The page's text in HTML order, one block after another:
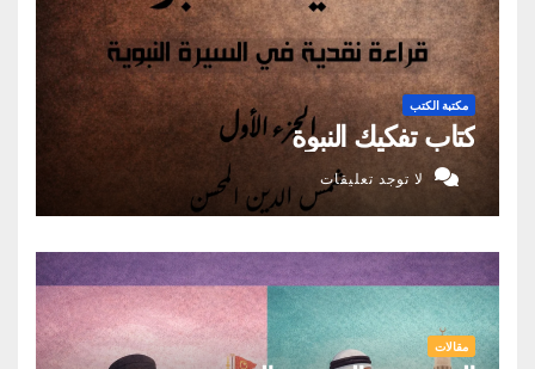
مكتبة الكتب
كتاب تفكيك النبوة
لا توجد تعليقات
مقالات